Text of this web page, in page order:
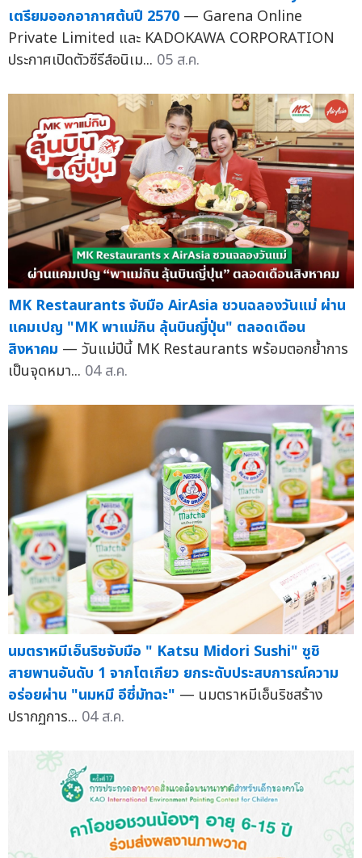
เตรียมออกอากาศต้นปี 2570 — Garena Online
Private Limited และ KADOKAWA CORPORATION
ประกาศเปิดตัวซีรีส์อนิเม... 05 ส.ค.
MK Restaurants จับมือ AirAsia ชวนฉลองวันแม่ ผ่าน
แคมเปญ "MK พาแม่กิน ลุ้นบินญี่ปุ่น" ตลอดเดือน
สิงหาคม — วันแม่ปีนี้ MK Restaurants พร้อมตอกย้ำการ
เป็นจุดหมา... 04 ส.ค.
นมตราหมีเอ็นริชจับมือ " Katsu Midori Sushi" ซูชิ
สายพานอันดับ 1 จากโตเกียว ยกระดับประสบการณ์ความ
อร่อยผ่าน "นมหมี อีซี่มัทฉะ" — นมตราหมีเอ็นริชสร้าง
ปรากฏการ... 04 ส.ค.